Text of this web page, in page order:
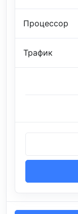
Процессор
Трафик